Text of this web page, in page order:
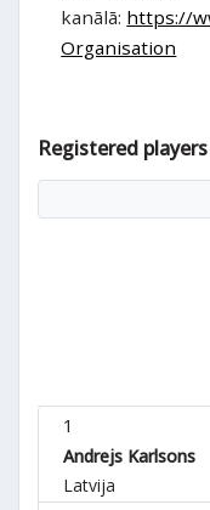
kanālā: https://
Organisation
Registered players
1
Andrejs Karlsons
Latvija